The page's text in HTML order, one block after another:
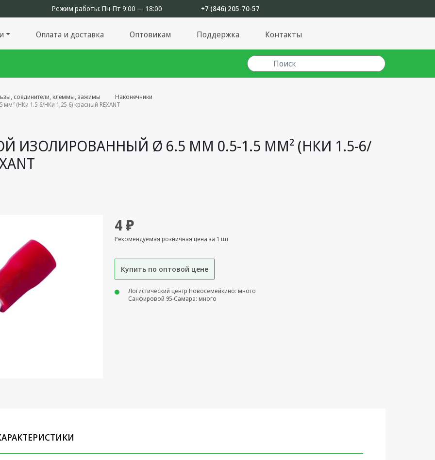
Режим работы: Пн-Пт 9:00 — 18:00 +7 (846) 205-70-57
Оплата и доставка Оптовикам Поддержка Контакты
соединители, клеммы, зажимы
Наконечники
(НКи 1.5-6/НКи 1,25-6) красный REXANT
ИЗОЛИРОВАННЫЙ Ø 6.5 ММ 0.5-1.5 ММ² (НКИ 1.5-6/
4 ₽
Рекомендуемая розничная цена за 1 шт
Купить по оптовой цене
Логистический центр Новосемейкино: много
Санфировой 95-Самара: много